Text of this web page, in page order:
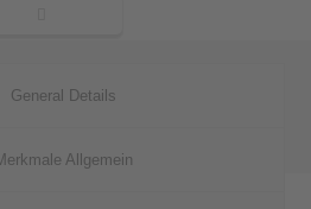
General Details
Allgemein